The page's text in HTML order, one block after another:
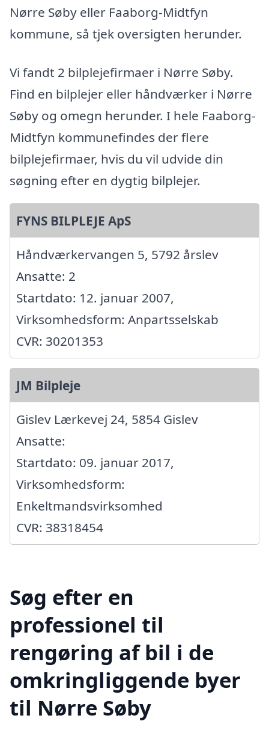
Nørre Søby eller Faaborg-Midtfyn
kommune, så tjek oversigten herunder.
Vi fandt 2 bilplejefirmaer i Nørre Søby.
Find en bilplejer eller håndværker i Nørre
Søby og omegn herunder. I hele Faaborg-
Midtfyn kommunefindes der flere
bilplejefirmaer, hvis du vil udvide din
søgning efter en dygtig bilplejer.
FYNS BILPLEJE ApS
Håndværkervangen 5, 5792 årslev
Ansatte: 2
Startdato: 12. januar 2007,
Virksomhedsform: Anpartsselskab
CVR: 30201353
JM Bilpleje
Gislev Lærkevej 24, 5854 Gislev
Ansatte:
Startdato: 09. januar 2017,
Virksomhedsform:
Enkeltmandsvirksomhed
CVR: 38318454
Søg efter en
professionel til
rengøring af bil i de
omkringliggende byer
til Nørre Søby